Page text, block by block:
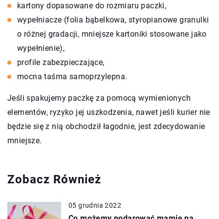
kartony dopasowane do rozmiaru paczki,
wypełniacze (folia bąbelkowa, styropianowe granulki
o różnej gradacji, mniejsze kartoniki stosowane jako
wypełnienie),
profile zabezpieczające,
mocna taśma samoprzylepna.
Jeśli spakujemy paczkę za pomocą wymienionych
elementów, ryzyko jej uszkodzenia, nawet jeśli kurier nie
będzie się z nią obchodził łagodnie, jest zdecydowanie
mniejsze.
Zobacz Również
05 grudnia 2022